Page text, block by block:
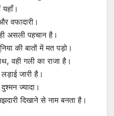
वफादारी।
असली पहचान है।
की बातों में मत पड़ो।
वही गली का राजा है।
जारी है।
ज्यादा।
दिखाने से नाम बनता है।